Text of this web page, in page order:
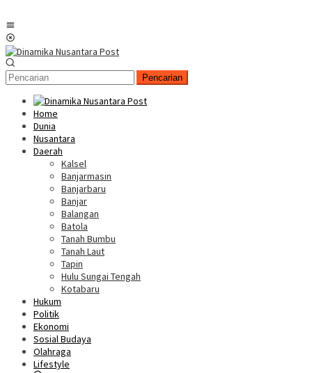
Pencarian
Home
Dunia
Nusantara
Daerah
Kalsel
Banjarmasin
Banjarbaru
Banjar
Balangan
Batola
Tanah Bumbu
Tanah Laut
Tapin
Hulu Sungai Tengah
Kotabaru
Hukum
Politik
Ekonomi
Sosial Budaya
Olahraga
Lifestyle